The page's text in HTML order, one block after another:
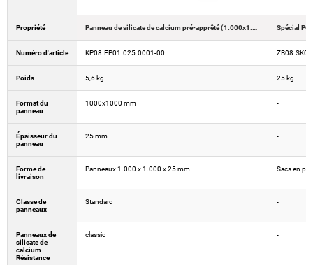
Propriété Panneau de silicate de calcium pré-apprêté (1.000x1.000x25mm) Spécial PC
Numéro d'article KP08.EP01.025.0001-00
Poids 5,6 kg 25 kg
Format du
panneau
1000x1000 mm -
Épaisseur du
panneau
25 mm -
Forme de
livraison
Panneaux 1.000 x 1.000 x 25 mm Sacs en
Classe de
panneaux
Standard -
Panneaux de
silicate de
calcium
Résistance
classic -